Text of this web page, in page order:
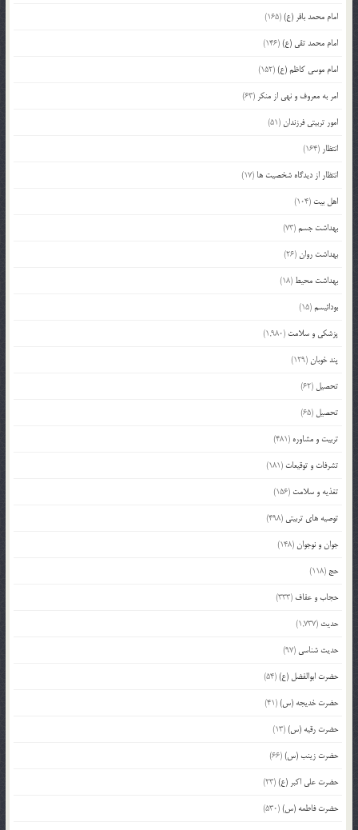
امام محمد باقر (ع)(165)
امام محمد تقی (ع)(146)
امام موسی کاظم (ع)(152)
امر به معروف و نهی از منکر (63)
امور تربیتی فرزندان(51)
انتظار (164)
انتظار از دیدگاه شخصیت ها (17)
اهل بیت (104)
بهداشت جسم(73)
بهداشت روان(26)
بهداشت محیط (18)
بودائیسم(15)
پزشکی و سلامت (1,980)
پند خوبان(129)
تحصیل (62)
تحصیل (65)
تربیت و مشاوره (481)
تشرفات و توقیعات (181)
تغذیه و سلامت (156)
توصیه های تربیتی (498)
جوان و نوجوان(148)
حج (118)
حجاب و عفاف (333)
حدیث (1,737)
حدیث شناسی (97)
حضرت ابوالفضل (ع)(54)
حضرت خدیجه (س)(41)
حضرت رقیه (س)(13)
حضرت زینب (س)(66)
حضرت علی اکبر (ع)(23)
حضرت فاطمه (س)(530)